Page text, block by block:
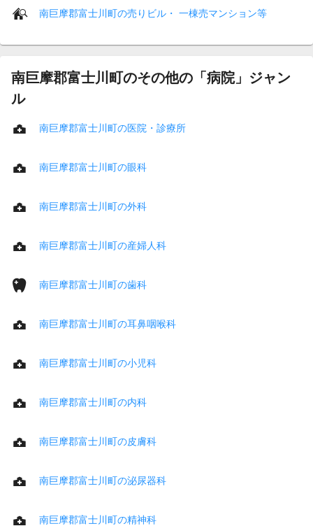
南巨摩郡富士川町の売りビル・ 一棟売マンション等
南巨摩郡富士川町のその他の「病院」ジャン
ル
南巨摩郡富士川町の医院・診療所
南巨摩郡富士川町の眼科
南巨摩郡富士川町の外科
南巨摩郡富士川町の産婦人科
南巨摩郡富士川町の歯科
南巨摩郡富士川町の耳鼻咽喉科
南巨摩郡富士川町の小児科
南巨摩郡富士川町の内科
南巨摩郡富士川町の皮膚科
南巨摩郡富士川町の泌尿器科
南巨摩郡富士川町の精神科